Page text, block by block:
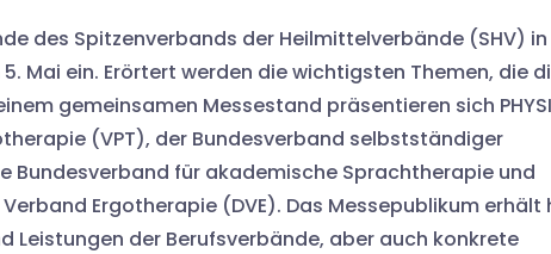
des Spitzenverbands der Heilmittelverbände (SHV)
Mai ein. Erörtert werden die wichtigsten Themen, die
gemeinsamen Messestand präsentieren sich
(VPT), der Bundesverband selbstständiger
Bundesverband für akademische Sprachtherapie und
Ergotherapie (DVE). Das Messepublikum erhält
Leistungen der Berufsverbände, aber auch konkrete